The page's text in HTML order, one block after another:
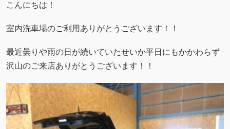
こんにちは！
室内洗車場のご利用ありがとうございます！！
最近曇りや雨の日が続いていたせいか平日にもかかわらず
沢山のご来店ありがとうございます！！